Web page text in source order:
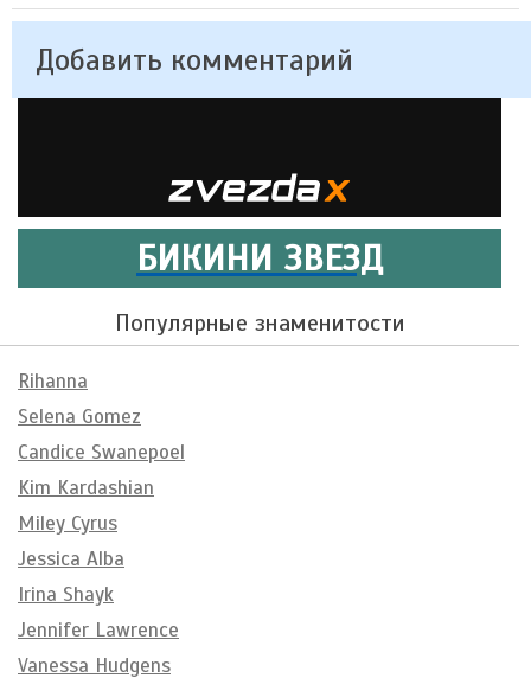
Добавить комментарий
БИКИНИ ЗВЕЗД
Популярные знаменитости
Rihanna
Selena Gomez
Candice Swanepoel
Kim Kardashian
Miley Cyrus
Jessica Alba
Irina Shayk
Jennifer Lawrence
Vanessa Hudgens